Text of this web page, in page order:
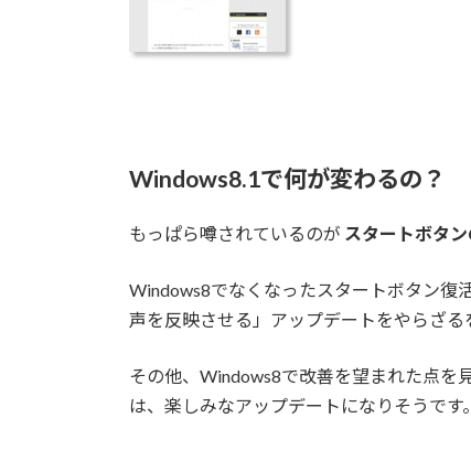
Windows8.1で何が変わるの？
もっぱら噂されているのが スタートボタ
Windows8でなくなったスタートボタン復
声を反映させる」アップデートをやらざる
その他、Windows8で改善を望まれた点を
は、楽しみなアップデートになりそうです。